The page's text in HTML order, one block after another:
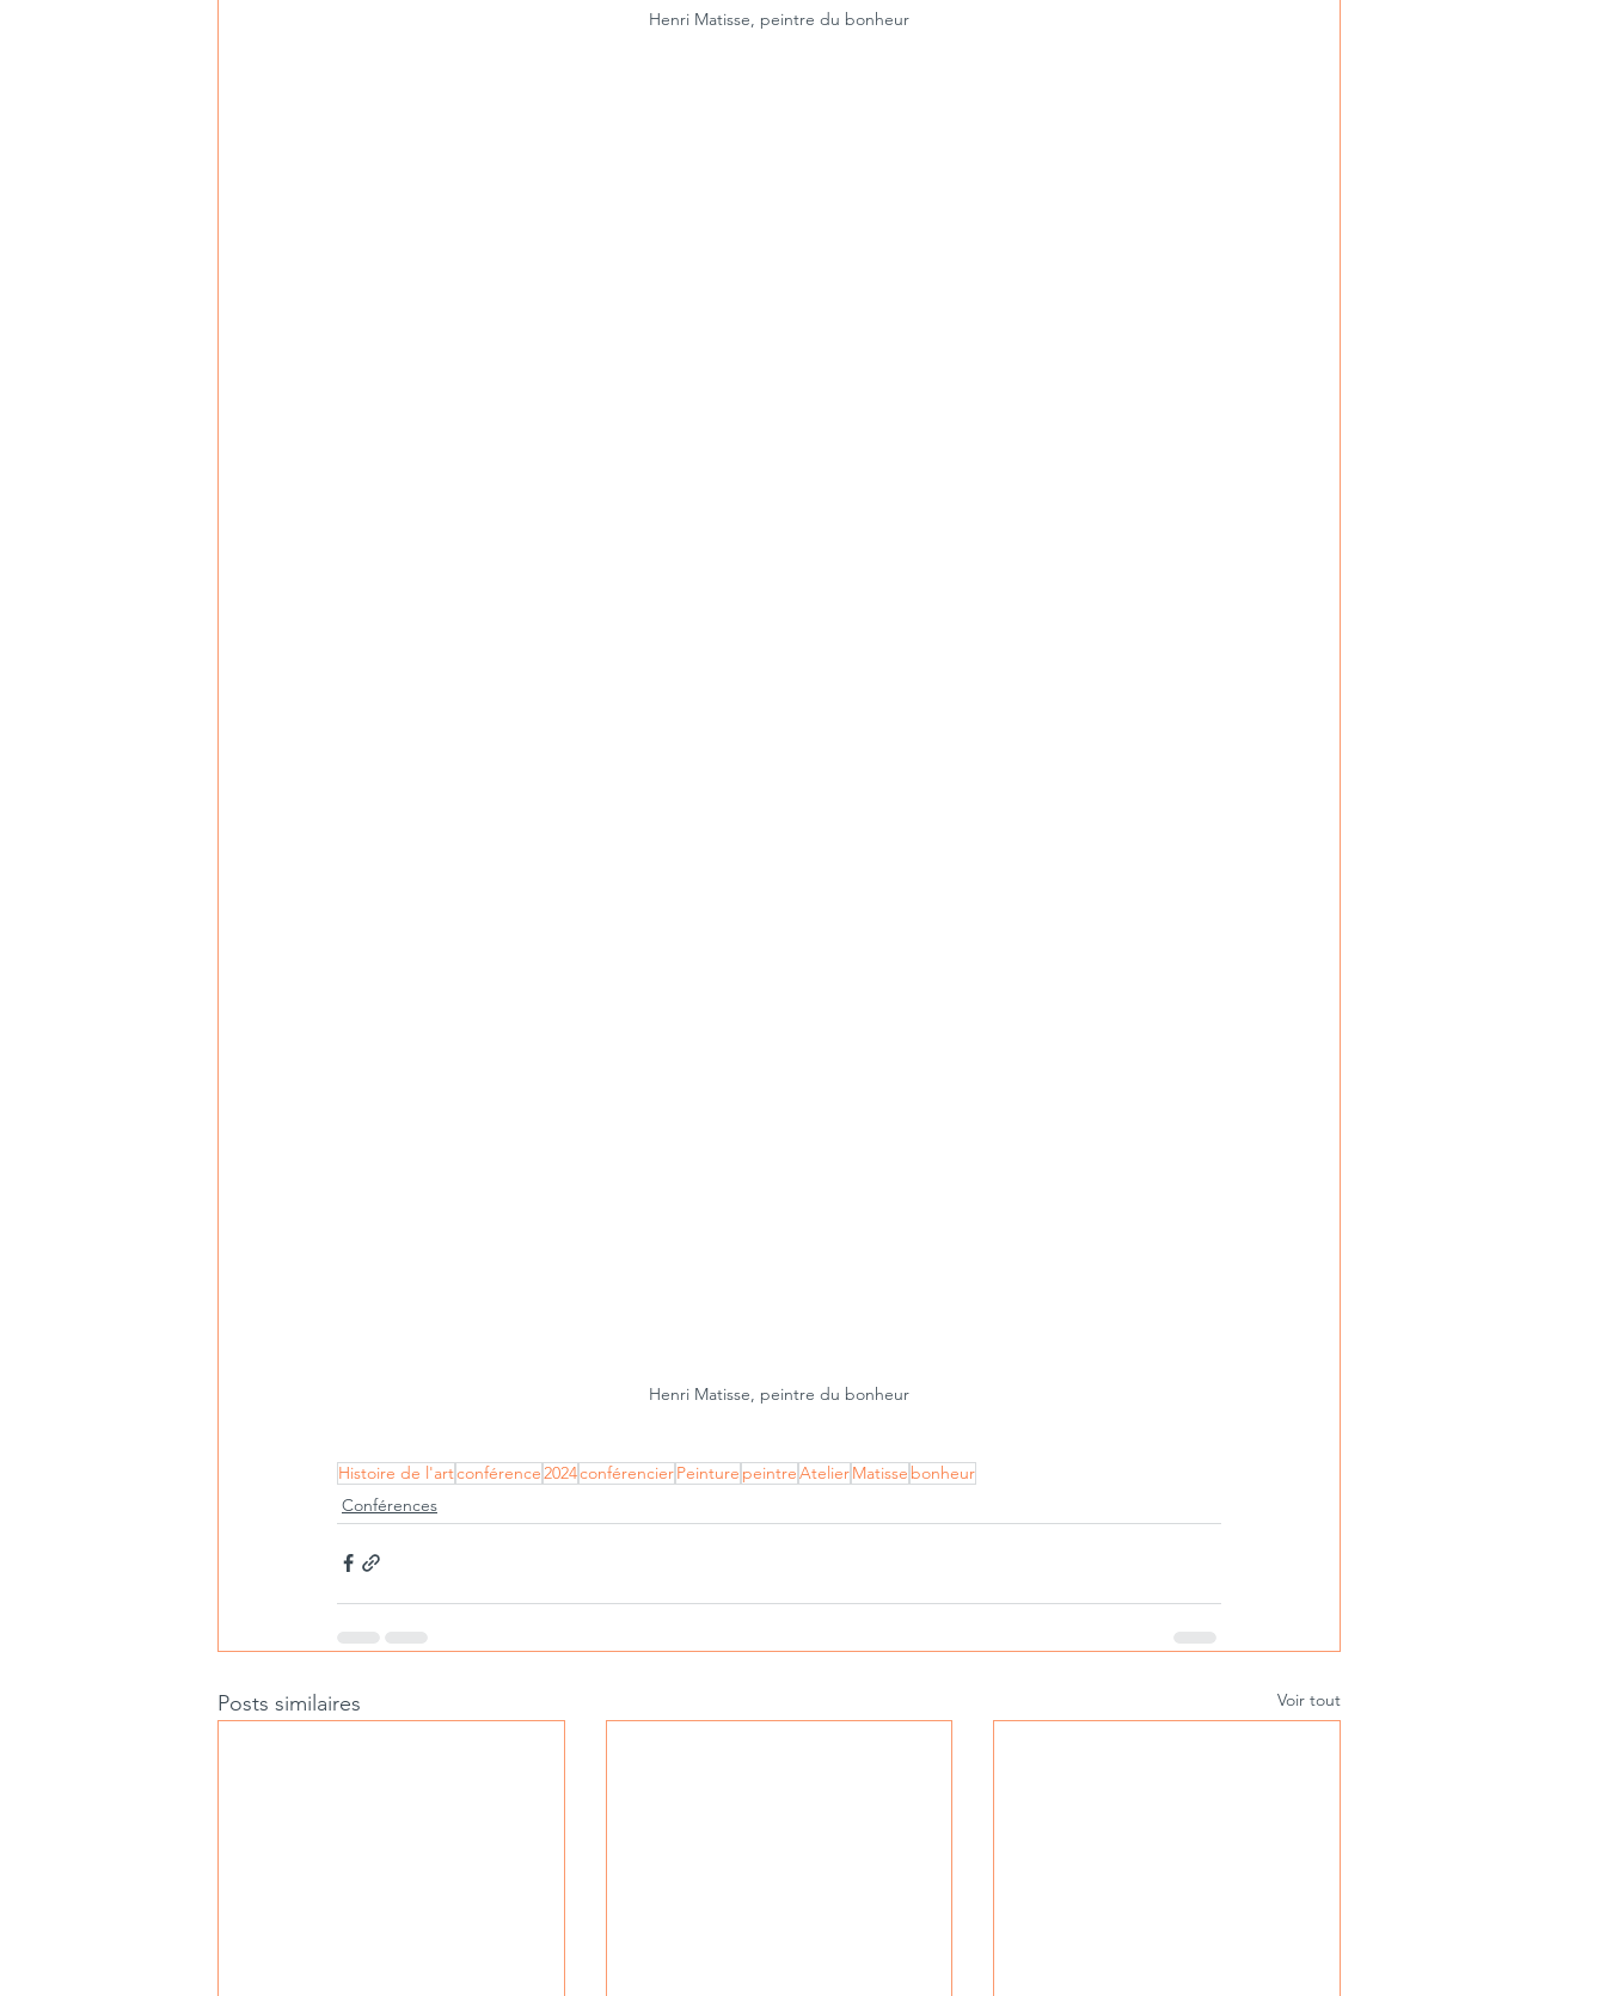
Henri Matisse, peintre du bonheur
Henri Matisse, peintre du bonheur
Histoire de l'artconférence 2024conférencierPeinture peintreAtelierMatisse bonheur
Conférences
Posts similaires Voir tout